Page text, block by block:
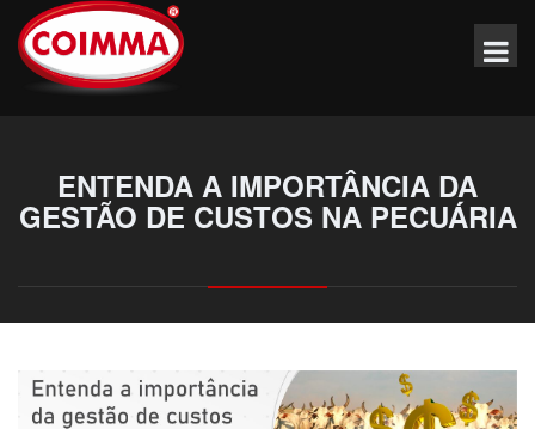
ENTENDA A IMPORTÂNCIA DA
GESTÃO DE CUSTOS NA PECUÁRIA